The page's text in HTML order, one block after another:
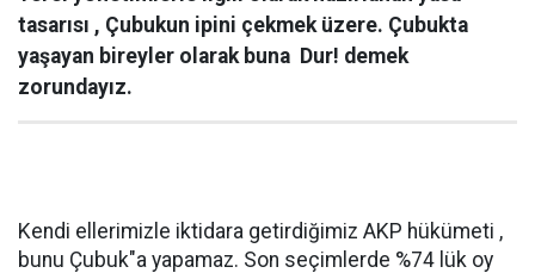
tasarısı , Çubukun ipini çekmek üzere. Çubukta
yaşayan bireyler olarak buna  Dur! demek
zorundayız.
Kendi ellerimizle iktidara getirdiğimiz AKP hükümeti ,
bunu Çubuk"a yapamaz. Son seçimlerde %74 lük oy